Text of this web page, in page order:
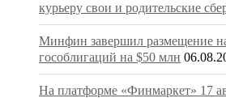
курьеру свои и родительские
Минфин завершил размещение
гособлигаций на $50 млн
На платформе «Финмаркет» 17